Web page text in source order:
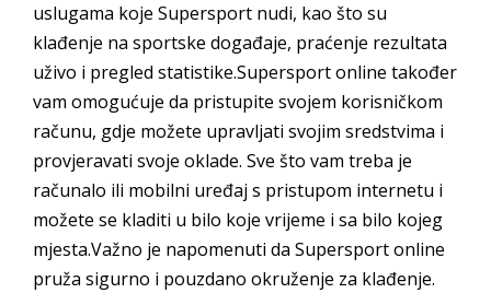
uslugama koje Supersport nudi, kao što su
klađenje na sportske događaje, praćenje rezultata
uživo i pregled statistike.Supersport online također
vam omogućuje da pristupite svojem korisničkom
računu, gdje možete upravljati svojim sredstvima i
provjeravati svoje oklade. Sve što vam treba je
računalo ili mobilni uređaj s pristupom internetu i
možete se kladiti u bilo koje vrijeme i sa bilo kojeg
mjesta.Važno je napomenuti da Supersport online
pruža sigurno i pouzdano okruženje za klađenje.